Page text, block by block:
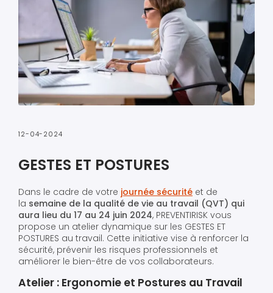
12-04-2024
GESTES ET POSTURES
Dans le cadre de votre journée sécurité et de
la semaine de la qualité de vie au travail (QVT) qui
aura lieu du 17 au 24 juin 2024, PREVENTIRISK vous
propose un atelier dynamique sur les GESTES ET
POSTURES au travail. Cette initiative vise à renforcer la
sécurité, prévenir les risques professionnels et
améliorer le bien-être de vos collaborateurs.
Atelier : Ergonomie et Postures au Travail